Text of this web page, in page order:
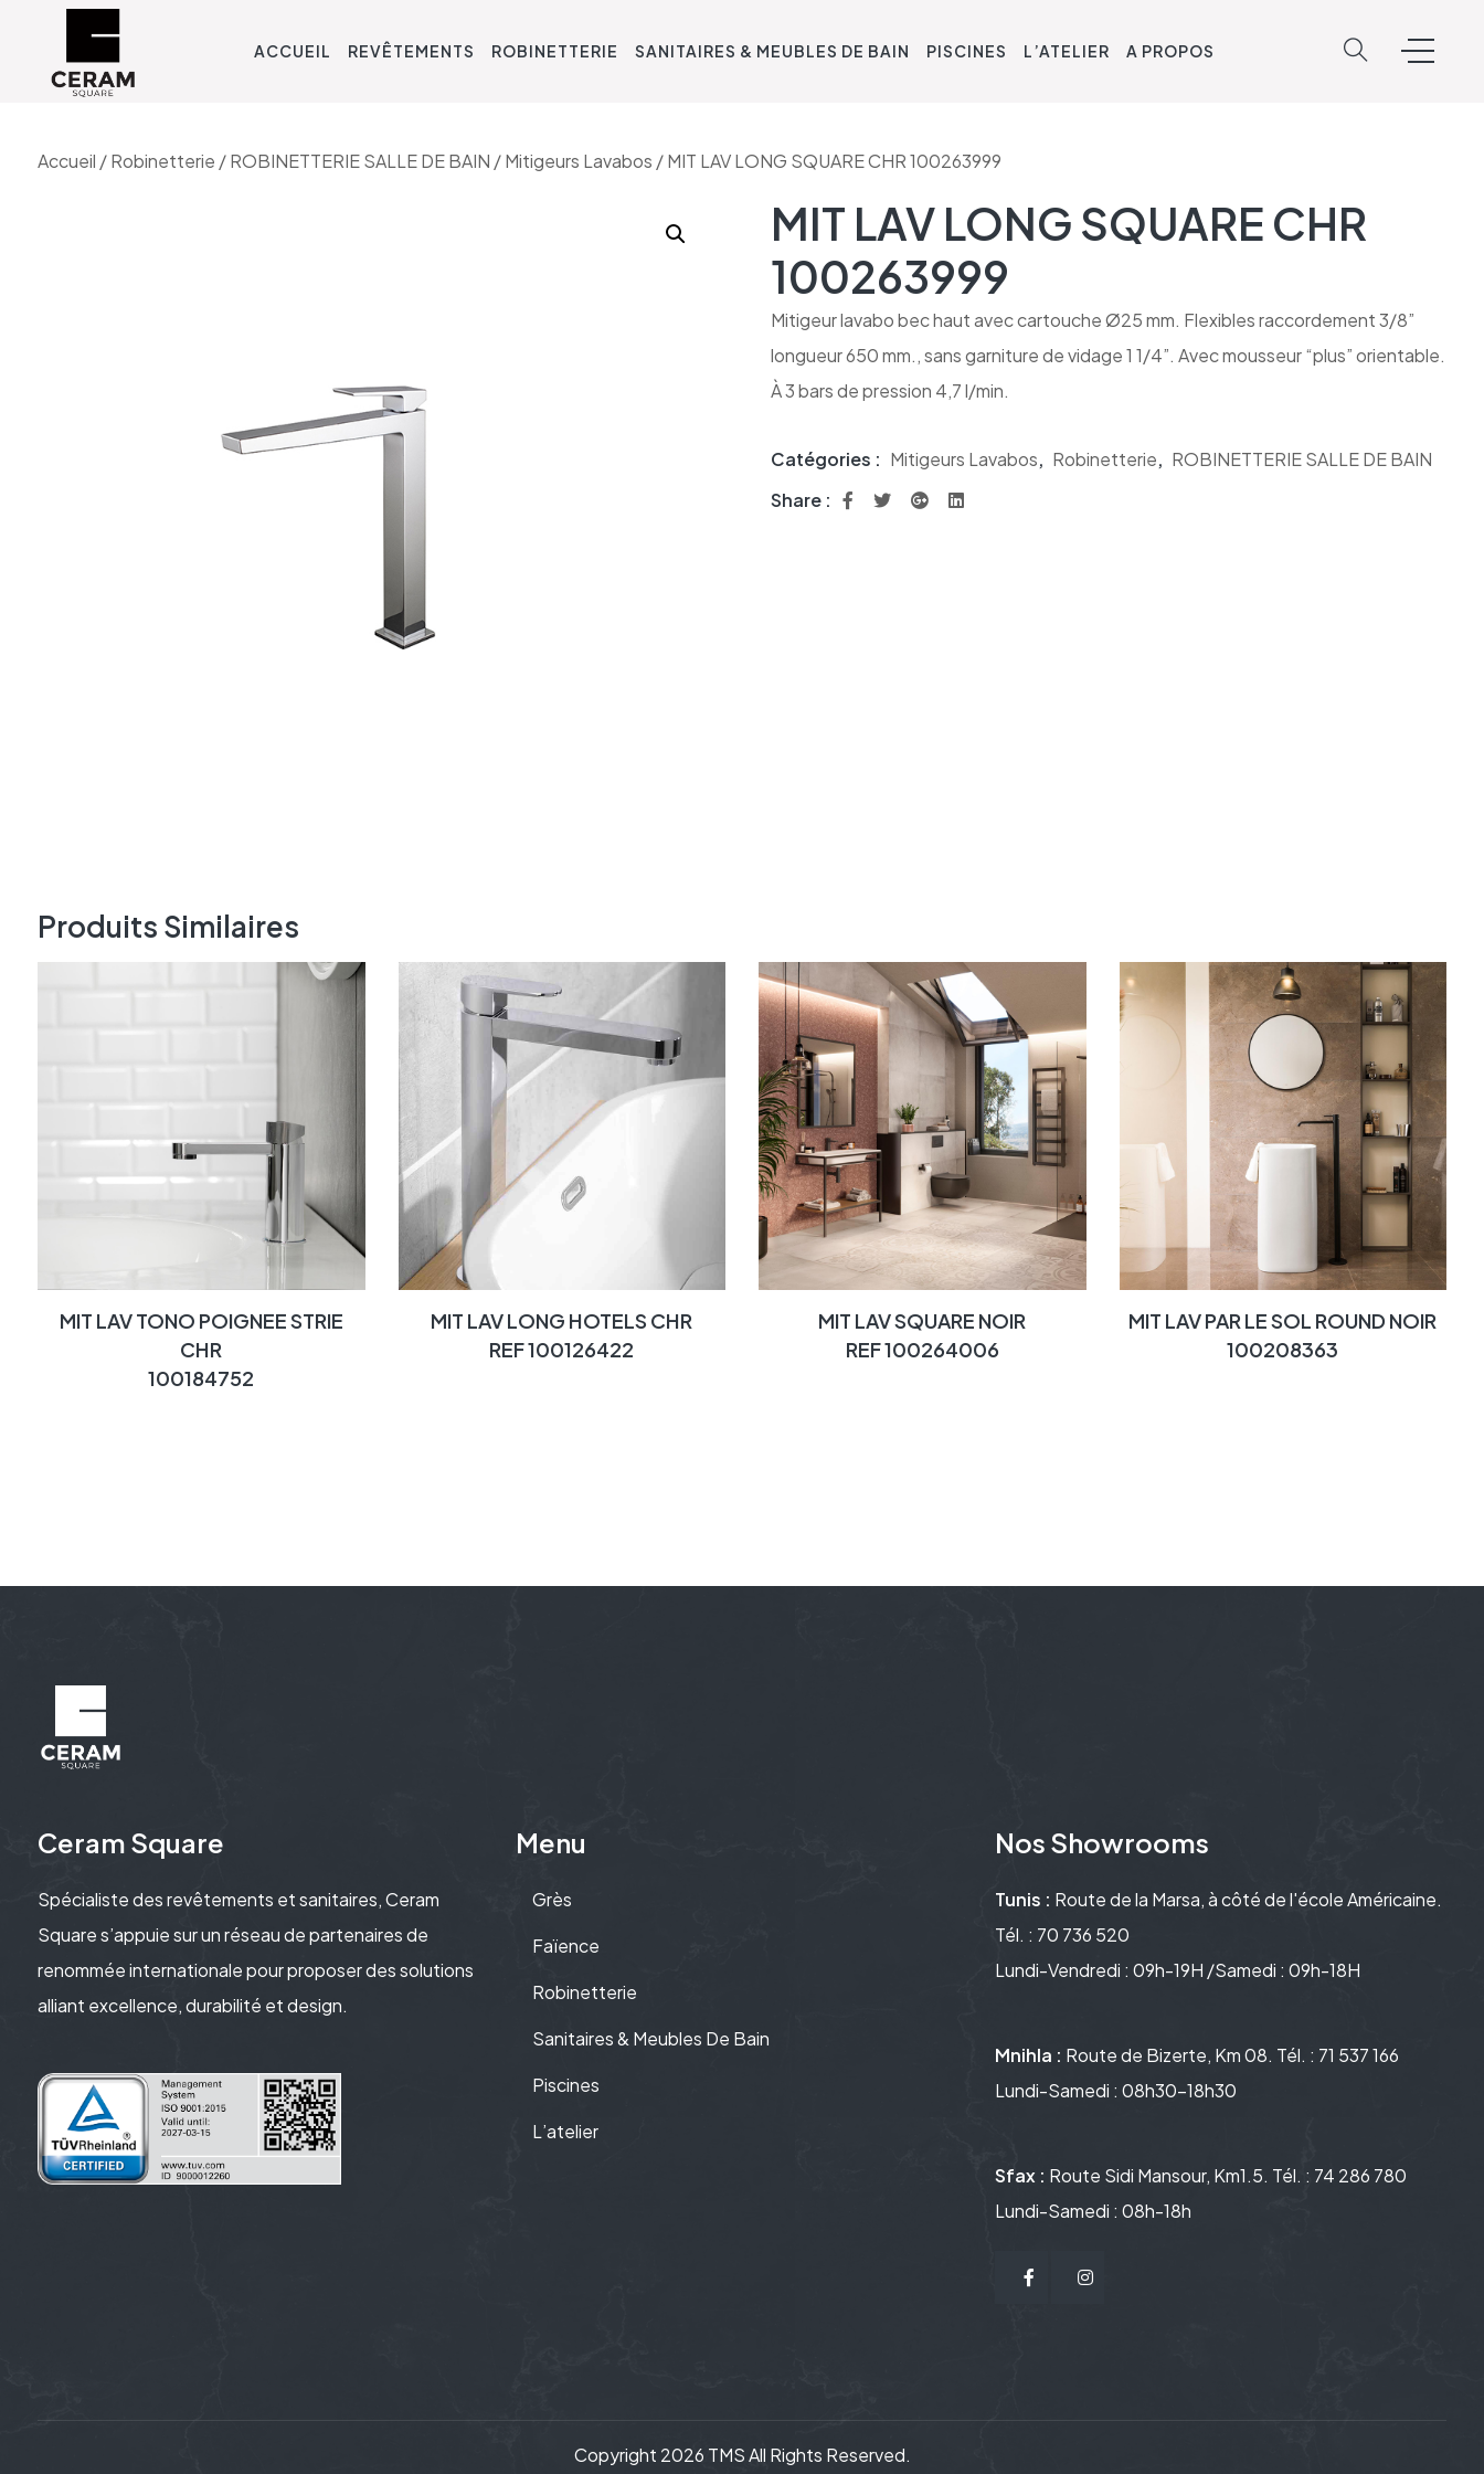
ACCUEIL REVÊTEMENTS ROBINETTERIE SANITAIRES & MEUBLES DE BAIN PISCINES L’ATELIER A PROPOS
Accueil /Robinetterie /ROBINETTERIE SALLE DE BAIN /Mitigeurs Lavabos / MIT LAV LONG SQUARE CHR 100263999
MIT LAV LONG SQUARE CHR
100263999
Mitigeur lavabo bec haut avec cartouche Ø25 mm. Flexibles raccordement 3/8”
longueur 650 mm., sans garniture de vidage 1 1/4”. Avec mousseur “plus” orientable.
À 3 bars de pression 4,7 l/min.
Catégories : Mitigeurs Lavabos, Robinetterie, ROBINETTERIE SALLE DE BAIN
Share :
Produits Similaires
MIT LAV TONO POIGNEE STRIE
CHR
100184752
MIT LAV LONG HOTELS CHR
REF 100126422
MIT LAV SQUARE NOIR
REF 100264006
MIT LAV PAR LE SOL ROUND NOIR
100208363
Ceram Square
Spécialiste des revêtements et sanitaires, Ceram
Square s’appuie sur un réseau de partenaires de
renommée internationale pour proposer des solutions
alliant excellence, durabilité et design.
Menu
Grès
Faïence
Robinetterie
Sanitaires & Meubles De Bain
Piscines
L’atelier
Nos Showrooms
Tunis : Route de la Marsa, à côté de l'école Américaine.
Tél. : 70 736 520
Lundi-Vendredi : 09h-19H /Samedi : 09h-18H
Mnihla : Route de Bizerte, Km 08. Tél. : 71 537 166
Lundi-Samedi : 08h30-18h30
Sfax : Route Sidi Mansour, Km1.5. Tél. : 74 286 780
Lundi-Samedi : 08h-18h
Copyright 2026 TMS All Rights Reserved.